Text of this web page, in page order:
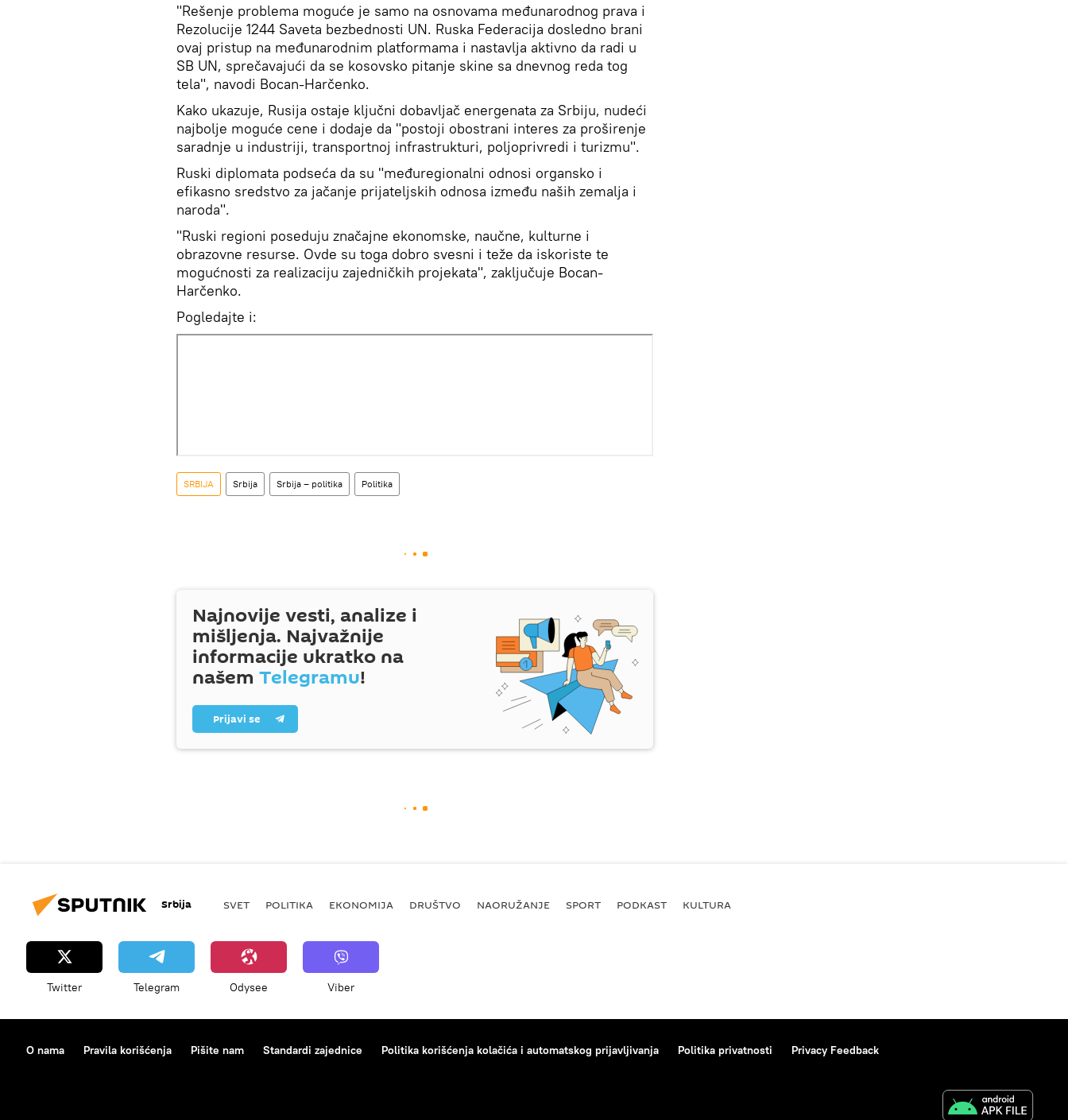
"Rešenje problema moguće je samo na osnovama međunarodnog prava i
Rezolucije 1244 Saveta bezbednosti UN. Ruska Federacija dosledno brani
ovaj pristup na međunarodnim platformama i nastavlja aktivno da radi u
SB UN, sprečavajući da se kosovsko pitanje skine sa dnevnog reda tog
tela", navodi Bocan-Harčenko.
Kako ukazuje, Rusija ostaje ključni dobavljač energenata za Srbiju, nudeći
najbolje moguće cene i dodaje da "postoji obostrani interes za proširenje
saradnje u industriji, transportnoj infrastrukturi, poljoprivredi i turizmu".
Ruski diplomata podseća da su "međuregionalni odnosi organsko i
efikasno sredstvo za jačanje prijateljskih odnosa između naših zemalja i
naroda".
"Ruski regioni poseduju značajne ekonomske, naučne, kulturne i
obrazovne resurse. Ovde su toga dobro svesni i teže da iskoriste te
mogućnosti za realizaciju zajedničkih projekata", zaključuje Bocan-
Harčenko.
Pogledajte i:
SRBIJA Srbija Srbija – politika Politika
Najnovije vesti, analize i
mišljenja. Najvažnije
informacije ukratko na
našem Telegramu!
Prijavi se
Srbija SVET POLITIKA EKONOMIJA DRUŠTVO NAORUŽANJE SPORT PODKAST KULTURA
Twitter Telegram Odysee Viber
O nama Pravila korišćenja Pišite nam Standardi zajednice Politika korišćenja kolačića i automatskog prijavljivanja Politika privatnosti Privacy Feedback